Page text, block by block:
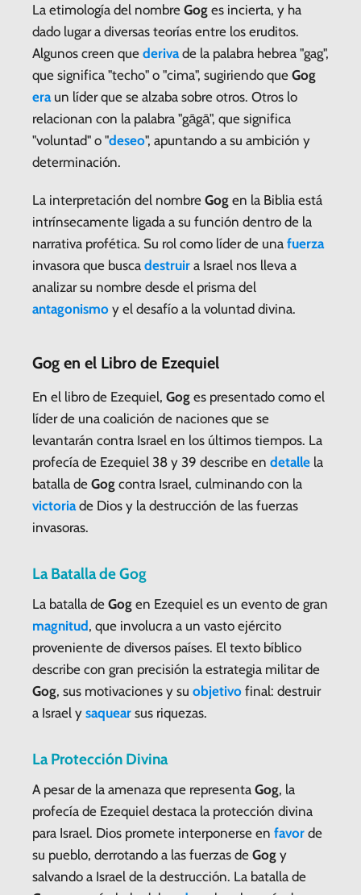
La etimología del nombre Gog es incierta, y ha
dado lugar a diversas teorías entre los eruditos.
Algunos creen que derivade la palabra hebrea "gag",
que significa "techo" o "cima", sugiriendo que Gog
eraun líder que se alzaba sobre otros. Otros lo
relacionan con la palabra "gāgā", que significa
"voluntad" o "deseo", apuntando a su ambición y
determinación.
La interpretación del nombre Gog en la Biblia está
intrínsecamente ligada a su función dentro de la
narrativa profética. Su rol como líder de una fuerza
invasora que busca destruir a Israel nos lleva a
analizar su nombre desde el prisma del
antagonismo y el desafío a la voluntad divina.
Gog en el Libro de Ezequiel
En el libro de Ezequiel, Gog es presentado como el
líder de una coalición de naciones que se
levantarán contra Israel en los últimos tiempos. La
profecía de Ezequiel 38 y 39 describe en detalle la
batalla de Gog contra Israel, culminando con la
victoriade Dios y la destrucción de las fuerzas
invasoras.
La Batalla deGog
La batalla de Gog en Ezequiel es un evento de gran
magnitud, que involucra a un vasto ejército
proveniente de diversos países. El texto bíblico
describe con gran precisión la estrategia militar de
Gog, sus motivaciones y su objetivo final: destruir
a Israel y saquear sus riquezas.
La Protección Divina
A pesar de la amenaza que representa Gog, la
profecía de Ezequiel destaca la protección divina
para Israel. Dios promete interponerse en favor de
su pueblo, derrotando a las fuerzas de Gog y
salvando a Israel de la destrucción. La batalla de